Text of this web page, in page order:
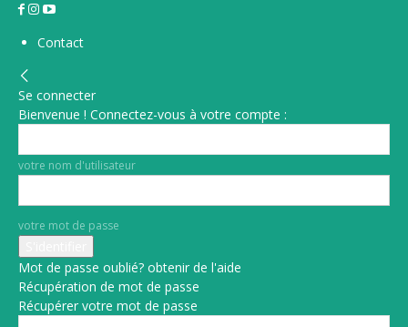
Contact
Se connecter
Bienvenue ! Connectez-vous à votre compte :
votre nom d'utilisateur
votre mot de passe
Mot de passe oublié? obtenir de l'aide
Récupération de mot de passe
Récupérer votre mot de passe